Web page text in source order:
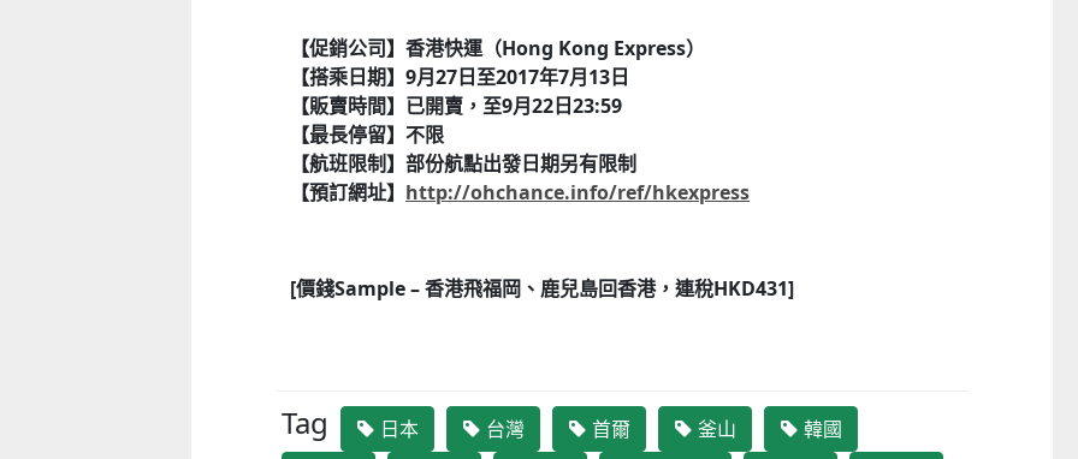
【促銷公司】香港快運（Hong Kong Express）
【搭乘日期】9月27日至2017年7月13日
【販賣時間】已開賣，至9月22日23:59
【最長停留】不限
【航班限制】部份航點出發日期另有限制
【預訂網址】 http://ohchance.info/ref/hkexpress
[價錢Sample – 香港飛福岡、鹿兒島回香港，連稅HKD431]
Tag 日本 台灣 首爾 釜山
韓國